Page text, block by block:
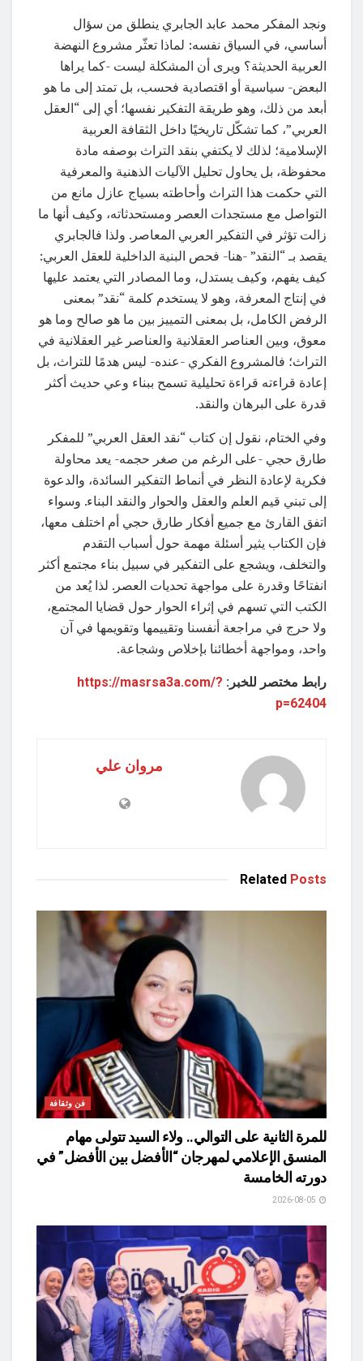
ونجد المفكر محمد عابد الجابري ينطلق من سؤال
أساسي، في السياق نفسه: لماذا تعثّر مشروع النهضة
العربية الحديثة؟ ويرى أن المشكلة ليست -كما يراها
البعض- سياسية أو اقتصادية فحسب، بل تمتد إلى ما هو
أبعد من ذلك، وهو طريقة التفكير نفسها؛ أي إلى “العقل
العربي”، كما تشكّل تاريخيًا داخل الثقافة العربية
الإسلامية؛ لذلك لا يكتفي بنقد التراث بوصفه مادة
محفوظة، بل يحاول تحليل الآليات الذهنية والمعرفية
التي حكمت هذا التراث وأحاطته بسياج عازل مانع من
التواصل مع مستجدات العصر ومستحدثاته، وكيف أنها ما
زالت تؤثر في التفكير العربي المعاصر. ولذا فالجابري
يقصد بـ “النقد” -هنا- فحص البنية الداخلية للعقل العربي:
كيف يفهم، وكيف يستدل، وما المصادر التي يعتمد عليها
في إنتاج المعرفة، وهو لا يستخدم كلمة “نقد” بمعنى
الرفض الكامل، بل بمعنى التمييز بين ما هو صالح وما هو
معوق، وبين العناصر العقلانية والعناصر غير العقلانية في
التراث؛ فالمشروع الفكري -عنده- ليس هدمًا للتراث، بل
إعادة قراءته قراءة تحليلية تسمح ببناء وعي حديث أكثر
قدرة على البرهان والنقد.
وفي الختام، نقول إن كتاب “نقد العقل العربي” للمفكر
طارق حجي -على الرغم من صغر حجمه- يعد محاولة
فكرية لإعادة النظر في أنماط التفكير السائدة، والدعوة
إلى تبني قيم العلم والعقل والحوار والنقد البناء. وسواء
اتفق القارئ مع جميع أفكار طارق حجي أم اختلف معها،
فإن الكتاب يثير أسئلة مهمة حول أسباب التقدم
والتخلف، ويشجع على التفكير في سبيل بناء مجتمع أكثر
انفتاحًا وقدرة على مواجهة تحديات العصر. لذا يُعد من
الكتب التي تسهم في إثراء الحوار حول قضايا المجتمع،
ولا حرج في مراجعة أنفسنا وتقييمها وتقويمها في آن
واحد، ومواجهة أخطائنا بإخلاص وشجاعة.
رابط مختصر للخبر: https://masrsa3a.com/?
p=62404
مروان علي
Related Posts
فن وثقافة
للمرة الثانية على التوالي.. ولاء السيد تتولى مهام
المنسق الإعلامي لمهرجان “الأفضل بين الأفضل” في
دورته الخامسة